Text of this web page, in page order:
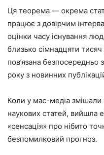
Ця теорема — окрема
працює з довірчим
оцінки часу існування
близько сімнадцяти
пов’язана
року з новинних
Коли у мас-медіа змішали
наукових статей, вийшла
«сенсація» про нібито
безпомилковий прогноз.